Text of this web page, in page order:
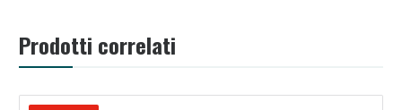
Prodotti correlati